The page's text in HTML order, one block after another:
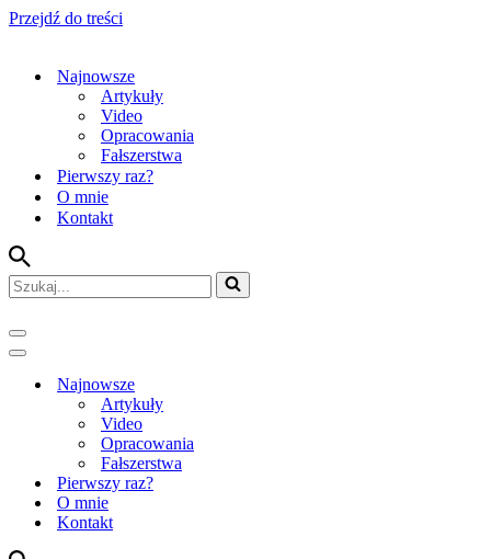
Przejdź do treści
Najnowsze
Artykuły
Video
Opracowania
Fałszerstwa
Pierwszy raz?
O mnie
Kontakt
Szukaj...
Menu
nawigacji
Menu
nawigacjiNajnowsze
Artykuły
Video
Opracowania
Fałszerstwa
Pierwszy raz?
O mnie
Kontakt